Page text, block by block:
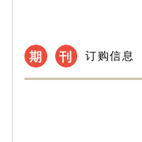
期 刊 订购信息